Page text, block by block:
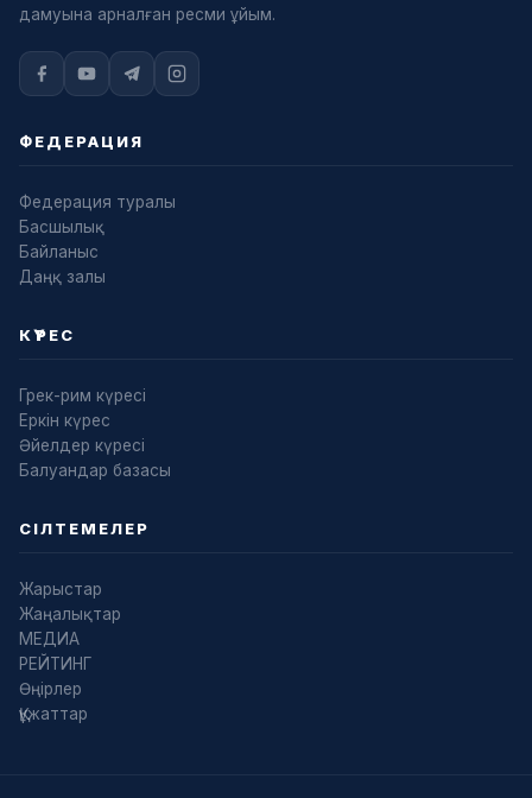
дамуына арналған ресми ұйым.
ФЕДЕРАЦИЯ
Федерация туралы
Басшылық
Байланыс
Даңқ залы
КҮРЕС
Грек-рим күресі
Еркін күрес
Әйелдер күресі
Балуандар базасы
СІЛТЕМЕЛЕР
Жарыстар
Жаңалықтар
МЕДИА
РЕЙТИНГ
Өңірлер
Құжаттар